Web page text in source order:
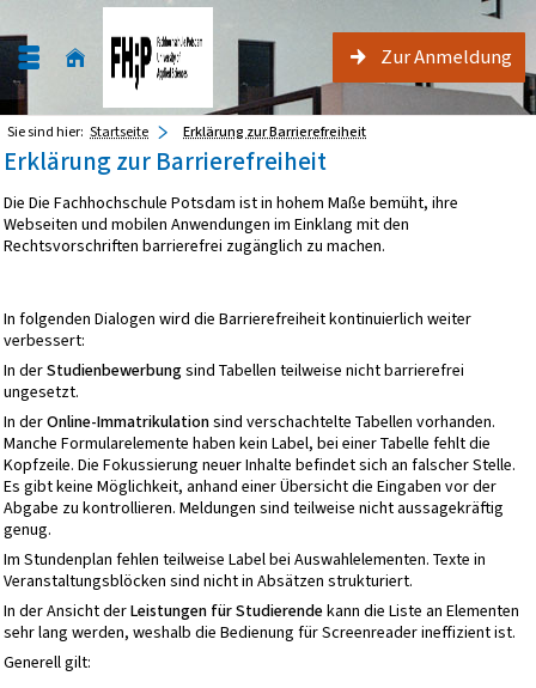
Zur Anmeldung
Sie sind hier: Startseite Erklärung zur Barrierefreiheit
Erklärung zur Barrierefreiheit
Die Die Fachhochschule Potsdam ist in hohem Maße bemüht, ihre
Webseiten und mobilen Anwendungen im Einklang mit den
Rechtsvorschriften barrierefrei zugänglich zu machen.
In folgenden Dialogen wird die Barrierefreiheit kontinuierlich weiter
verbessert:
In derStudienbewerbungsind Tabellen teilweise nicht barrierefrei
ungesetzt.
In derOnline-Immatrikulationsind verschachtelte Tabellen vorhanden.
Manche Formularelemente haben kein Label, bei einer Tabelle fehlt die
Kopfzeile. Die Fokussierung neuer Inhalte befindet sich an falscher Stelle.
Es gibt keine Möglichkeit, anhand einer Übersicht die Eingaben vor der
Abgabe zu kontrollieren. Meldungen sind teilweise nicht aussagekräftig
genug.
Im Stundenplan fehlen teilweise Label bei Auswahlelementen. Texte in
Veranstaltungsblöcken sind nicht in Absätzen strukturiert.
In der Ansicht derLeistungen für Studierendekann die Liste an Elementen
sehr lang werden, weshalb die Bedienung für Screenreader ineffizient ist.
Generell gilt: